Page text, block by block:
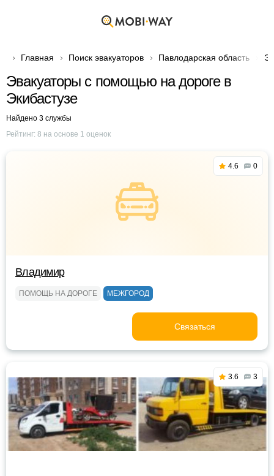
Главная Поиск эвакуаторов Павлодарская область
Эвакуаторы с помощью на дороге в
Экибастузе
Найдено 3 службы
Рейтинг: 8 на основе 1 оценок
4.6 0
Владимир
ПОМОЩЬ НА ДОРОГЕ МЕЖГОРОД
Связаться
3.6 3